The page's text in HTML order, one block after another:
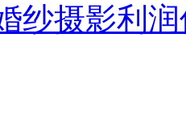
纱摄影利